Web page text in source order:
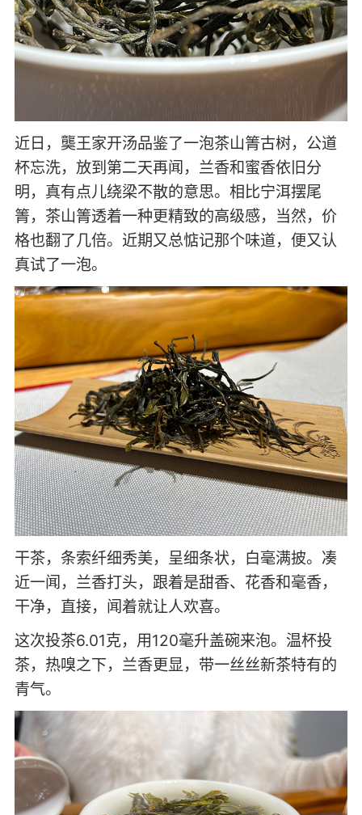
近日，龑王家开汤品鉴了一泡茶山箐古树，公道
杯忘洗，放到第二天再闻，兰香和蜜香依旧分
明，真有点儿绕梁不散的意思。相比宁洱摆尾
箐，茶山箐透着一种更精致的高级感，当然，价
格也翻了几倍。近期又总惦记那个味道，便又认
真试了一泡。
干茶，条索纤细秀美，呈细条状，白毫满披。凑
近一闻，兰香打头，跟着是甜香、花香和毫香，
干净，直接，闻着就让人欢喜。
这次投茶6.01克，用120毫升盖碗来泡。温杯投
茶，热嗅之下，兰香更显，带一丝丝新茶特有的
青气。